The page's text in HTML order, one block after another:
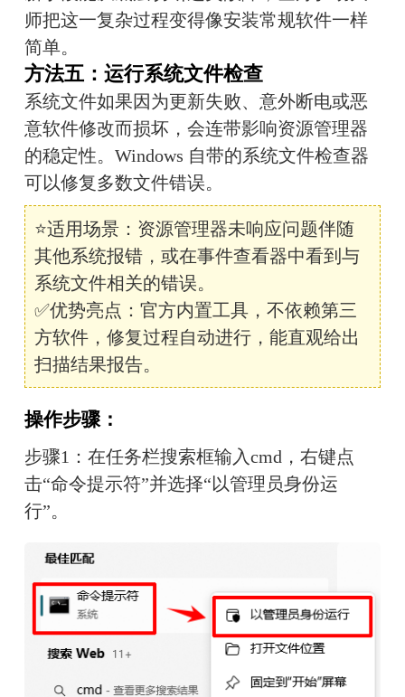
师把这一复杂过程变得像安装常规软件一样
简单。
方法五：运行系统文件检查
系统文件如果因为更新失败、意外断电或恶
意软件修改而损坏，会连带影响资源管理器
的稳定性。Windows 自带的系统文件检查器
可以修复多数文件错误。
⭐适用场景：资源管理器未响应问题伴随
其他系统报错，或在事件查看器中看到与
系统文件相关的错误。
✅优势亮点：官方内置工具，不依赖第三
方软件，修复过程自动进行，能直观给出
扫描结果报告。
操作步骤：
步骤1：在任务栏搜索框输入cmd，右键点
击“命令提示符”并选择“以管理员身份运
行”。